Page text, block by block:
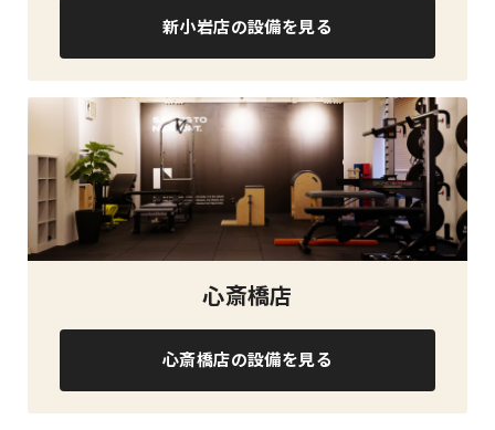
新小岩店の設備を見る
心斎橋店
心斎橋店の設備を見る